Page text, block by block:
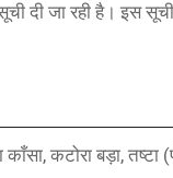
सूची दी जा रही है।
कटोरा बड़ा,